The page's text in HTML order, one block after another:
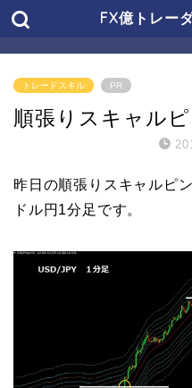
FX億トレー
トレードスキル PR
順張りスキャル
昨日の順張りスキャルピ
ドル円1分足です。